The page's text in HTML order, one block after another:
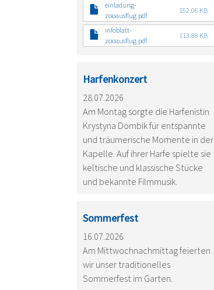
einladung-
zooausflug.pdf
152.06 KB
infoblatt-
zooausflug.pdf
113.88 KB
Harfenkonzert
28.07.2026
Am Montag sorgte die Harfenistin
Krystyna Dombik für entspannte
und träumerische Momente in der
Kapelle. Auf ihrer Harfe spielte sie
keltische und klassische Stücke
und bekannte Filmmusik.
Sommerfest
16.07.2026
Am Mittwochnachmittag feierten
wir unser traditionelles
Sommerfest im Garten.